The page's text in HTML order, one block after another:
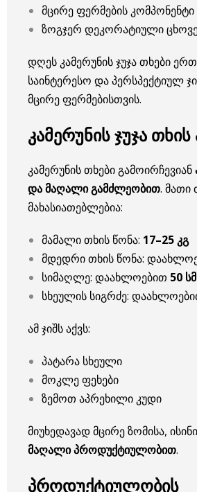
მცირე ფერმების კომპონენტი
ზოგჯერ დეკორატიული
დღეს კამერუნის ჯუჯა თხები
საინტერესო და პერსპექტიულ
მცირე ფერმებისთვის.
კამერუნის ჯუჯა
კამერუნის თხები გამოირჩევიან
და მაღალი გამძლეობით. მათი
მახასიათებლებია:
მამალი თხის წონა: 17–25 კგ
მდედრი თხის წონა:
სიმაღლე: დაახლოებით 50 სმ
სხეულის სიგრძე:
ამ ჯიშს აქვს:
პატარა სხეული
მოკლე ფეხები
ზემოთ აპრეხილი კუდი
მიუხედავად მცირე ზომისა,
მაღალი პროდუქტიულობით.
პროდუქტიულობის